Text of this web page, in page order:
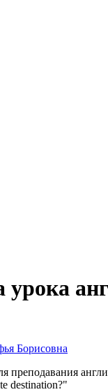
урока
Борисовна
преподавания
destination?"